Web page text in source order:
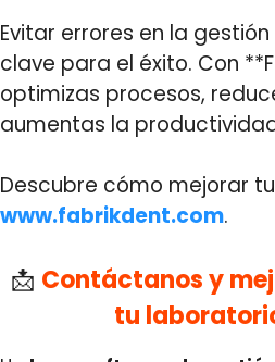
Evitar errores en la
clave para el éxito. Con
optimizas procesos,
aumentas la
Descubre cómo mejorar
www.fabrikdent.com.
📩 Contáctanos y
tu